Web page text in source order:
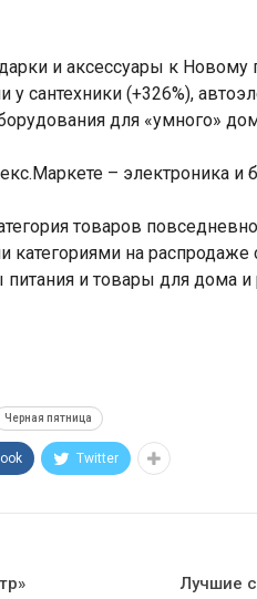
и аксессуары к Новому
сантехники (+326%),
для «умного»
– электроника и
товаров
на распродаже
и товары для дома и
Черная пятница
Twitter
Лучшие